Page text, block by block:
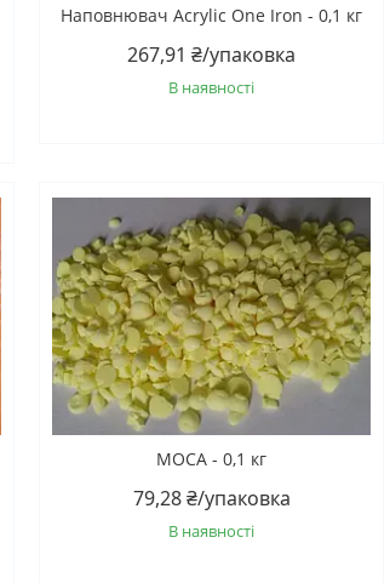
Наповнювач Acrylic One Iron - 0,1 кг
267,91 ₴/упаковка
В наявності
МОСА - 0,1 кг
79,28 ₴/упаковка
В наявності